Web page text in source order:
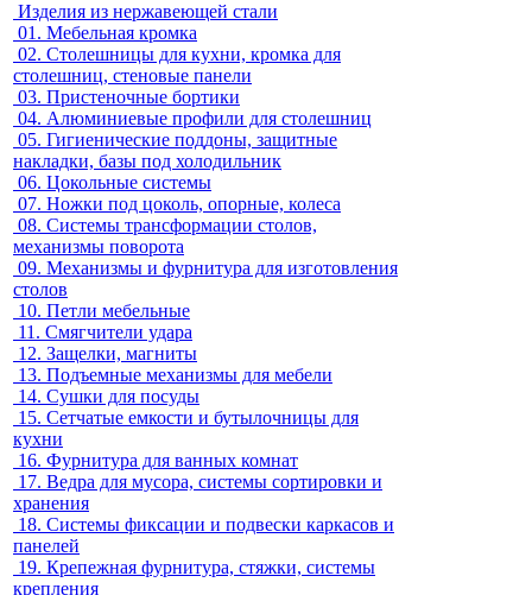
Изделия из нержавеющей стали
01. Мебельная кромка
02. Столешницы для кухни, кромка для
столешниц, стеновые панели
03. Пристеночные бортики
04. Алюминиевые профили для столешниц
05. Гигиенические поддоны, защитные
накладки, базы под холодильник
06. Цокольные системы
07. Ножки под цоколь, опорные, колеса
08. Системы трансформации столов,
механизмы поворота
09. Механизмы и фурнитура для изготовления
столов
10. Петли мебельные
11. Смягчители удара
12. Защелки, магниты
13. Подъемные механизмы для мебели
14. Сушки для посуды
15. Сетчатые емкости и бутылочницы для
кухни
16. Фурнитура для ванных комнат
17. Ведра для мусора, системы сортировки и
хранения
18. Системы фиксации и подвески каркасов и
панелей
19. Крепежная фурнитура, стяжки, системы
крепления